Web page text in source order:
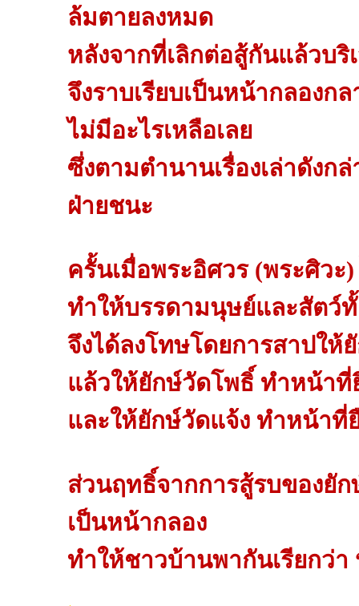
ล้มตายลงหมด
หลังจากที่เลิกต่อสู้กันแล้วบ
จึงราบเรียบเป็นหน้ากลองก
ไม่มีอะไรเหลือเลย
ซึ่งตามตำนานเรื่องเล่าดังก
ฝ่ายชนะ
ครั้นเมื่อพระอิศวร (พระศิวะ
ทำให้บรรดามนุษย์และสัตว์
จึงได้ลงโทษโดยการสาปให้
แล้วให้ยักษ์วัดโพธิ์ ทำหน้าที่
และให้ยักษ์วัดแจ้ง ทำหน้าที่
ส่วนฤทธิ์จากการสู้รบของยั
เป็นหน้ากลอง
ทำให้ชาวบ้านพากันเรียกว่า